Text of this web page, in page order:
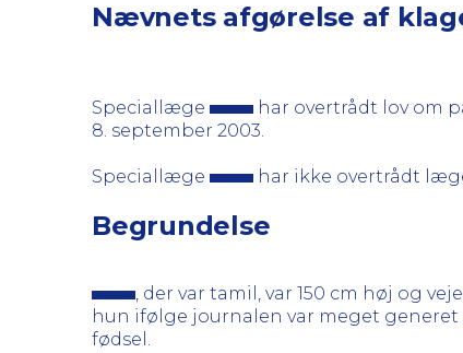
Nævnets afgørelse af
Speciallæge har overtrådt lov om
8. september 2003.
Speciallæge har ikke overtrådt
Begrundelse
, der var tamil, var 150 cm høj og
hun ifølge journalen var meget
fødsel.